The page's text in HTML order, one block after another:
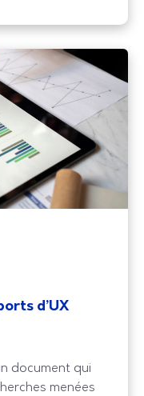
d’UX
document qui
menées